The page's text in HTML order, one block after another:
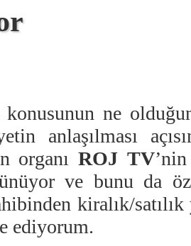
ne
anlaşılması
organı ROJ TV
ve bunu da
kiralık/satılık
ediyorum.